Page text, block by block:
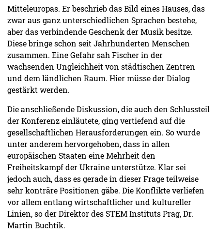
Mitteleuropas. Er beschrieb das Bild eines Hauses, das
zwar aus ganz unterschiedlichen Sprachen bestehe,
aber das verbindende Geschenk der Musik besitze.
Diese bringe schon seit Jahrhunderten Menschen
zusammen. Eine Gefahr sah Fischer in der
wachsenden Ungleichheit von städtischen Zentren
und dem ländlichen Raum. Hier müsse der Dialog
gestärkt werden.
Die anschließende Diskussion, die auch den Schlussteil
der Konferenz einläutete, ging vertiefend auf die
gesellschaftlichen Herausforderungen ein. So wurde
unter anderem hervorgehoben, dass in allen
europäischen Staaten eine Mehrheit den
Freiheitskampf der Ukraine unterstütze. Klar sei
jedoch auch, dass es gerade in dieser Frage teilweise
sehr konträre Positionen gäbe. Die Konflikte verliefen
vor allem entlang wirtschaftlicher und kultureller
Linien, so der Direktor des STEM Instituts Prag, Dr.
Martin Buchtík.